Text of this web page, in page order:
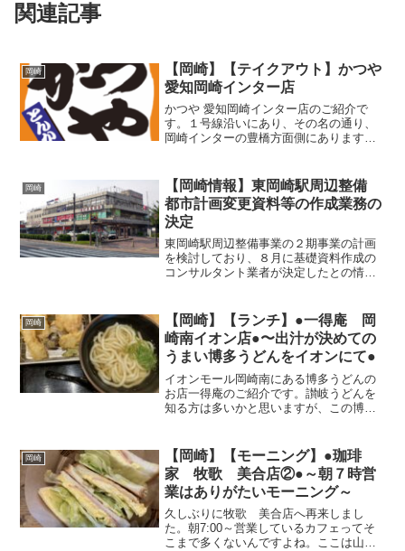
関連記事
岡崎
【岡崎】【テイクアウト】かつや
愛知岡崎インター店
かつや 愛知岡崎インター店のご紹介で
す。１号線沿いにあり、その名の通り、
岡崎インターの豊橋方面側にあります。
もおいしくリーズナブルに頂けます。全
力おかず盛り（テイクアウ...
岡崎
【岡崎情報】東岡崎駅周辺整備
都市計画変更資料等の作成業務の
決定
東岡崎駅周辺整備事業の２期事業の計画
を検討しており、８月に基礎資料作成の
コンサルタント業者が決定したとの情報
駅西側の古くなっている岡ビルのリニュ
ーアルや立体横断施設の整...
岡崎
【岡崎】【ランチ】●一得庵 岡
崎南イオン店●〜出汁が決めての
うまい博多うどんをイオンにて●
イオンモール岡崎南にある博多うどんの
お店一得庵のご紹介です。讃岐うどんを
知る方は多いかと思いますが、この博多
麺に出汁が美味しい博多うどん。ゴボウ
うどんが1番有名な気がし...
岡崎
【岡崎】【モーニング】●珈琲
家 牧歌 美合店②●～朝７時営
業はありがたいモーニング～
久しぶりに牧歌 美合店へ再来しまし
た。朝7:00～営業しているカフェってそ
こまで多くないんですよね。ここは山小